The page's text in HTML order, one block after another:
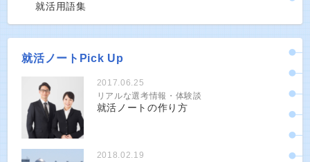
就活用語集
就活ノートPick Up
2017.06.25
リアルな選考情報・体験談
就活ノートの作り方
2018.02.19